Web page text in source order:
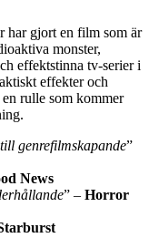
har gjort en film som är
monster,
effektstinna tv-serier i
effekter och
rulle som kommer
genrefilmskapande”
News
” – Horror